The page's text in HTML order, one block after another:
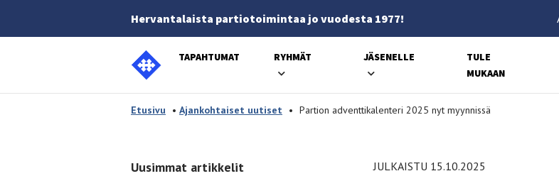
Hervantalaista partiotoimintaa jo vuodesta 1977!
EtusivulleTAPAHTUMAT RYHMÄT JÄSENELLE
TULE
MUKAAN
Etusivu • Ajankohtaiset uutiset • Partion adventtikalenteri 2025 nyt myynnissä
Uusimmat artikkelit
JULKAISTU 15.10.2025